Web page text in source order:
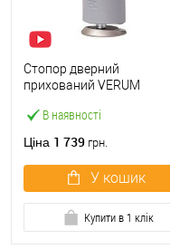
В наявності
Стопор дверний
прихований VERUM
матовий
Ціна 1 739 грн.
У кошик
Купити в 1 клік